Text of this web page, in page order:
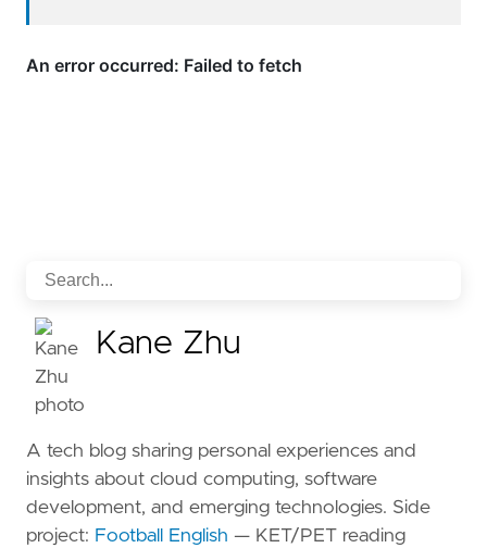
Kane Zhu
A tech blog sharing personal experiences and
insights about cloud computing, software
development, and emerging technologies. Side
project: Football English — KET/PET reading